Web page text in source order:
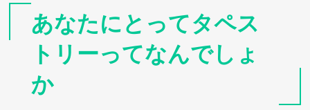
あなたにとってタペス
トリーってなんでしょ
か